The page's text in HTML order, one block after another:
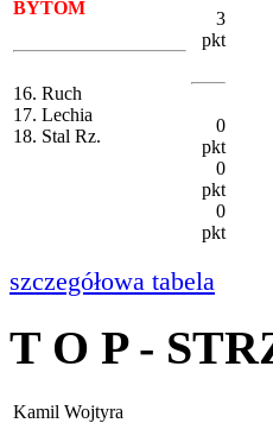
BYTOM
16. Ruch
17. Lechia
18. Stal Rz.
3
pkt
0
pkt
0
pkt
0
pkt
szczegółowa tabela
T O P -
Kamil Wojtyra